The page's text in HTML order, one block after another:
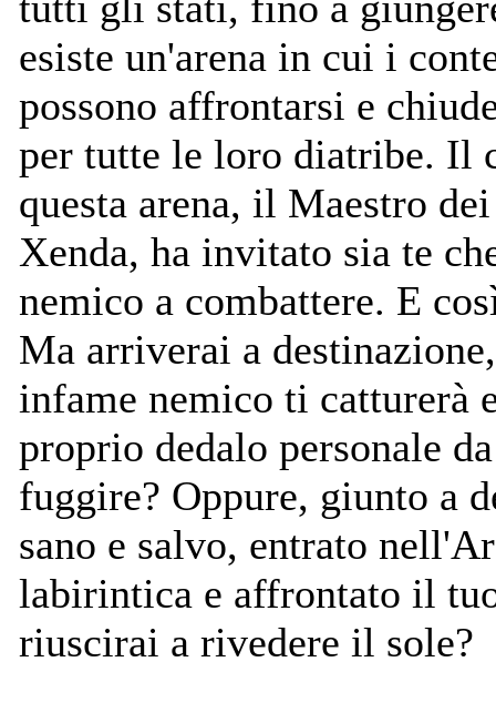
esiste un'arena in cui i
possono affrontarsi e
per tutte le loro diatribe. Il
questa arena, il Maestro
Xenda, ha invitato sia te
nemico a combattere. E
Ma arriverai a
infame nemico ti catturerà
proprio dedalo personale
fuggire? Oppure, giunto a
sano e salvo, entrato
labirintica e affrontato il
riuscirai a rivedere il sole?